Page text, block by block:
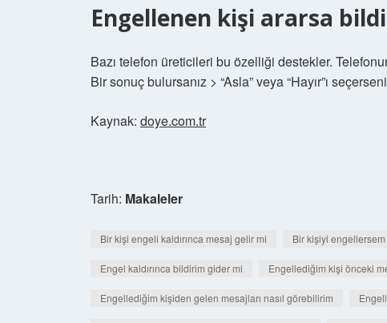
Engellenen kişi ararsa
Bazı telefon üreticileri bu özelliği destekler.
Bir sonuç bulursanız > “Asla” veya “Hayır”ı
Kaynak: doye.com.tr
Tarih: Makaleler
Bir kişi engeli kaldırınca mesaj gelir mi Bir kişiyi
Engel kaldırınca bildirim gider mi Engellediğim kişi önceki
Engellediğim kişiden gelen mesajları nasıl görebilirim